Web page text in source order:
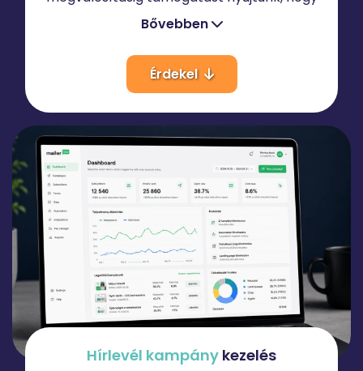
növekedjen a márkaismertség, az elérés és
Bővebben
Érdekel
Hírlevél kampány kezelés